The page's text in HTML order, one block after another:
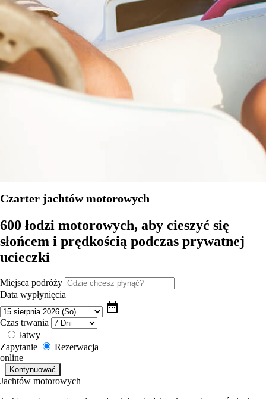
Czarter jachtów motorowych
600 łodzi motorowych, aby cieszyć się
słońcem i prędkością podczas prywatnej
ucieczki
Miejsca podróży
Data wypłynięcia
date_range
Czas trwania
łatwy
Zapytanie
Rezerwacja
online
Jachtów motorowych